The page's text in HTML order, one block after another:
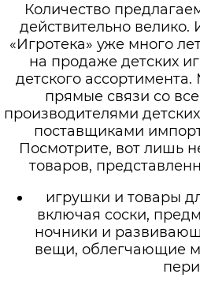
Количество
действительно велико.
«Игротека» уже много
на продаже детских
детского
прямые связи со
производителями
поставщиками
Посмотрите, вот лишь
товаров,
игрушки и товары
включая соски,
ночники и
вещи, облегчающие